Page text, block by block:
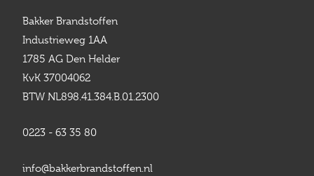
Bakker Brandstoffen
Industrieweg 1AA
1785 AG Den Helder
KvK 37004062
BTW NL898.41.384.B.01.2300
0223 - 63 35 80
info@bakkerbrandstoffen.nl